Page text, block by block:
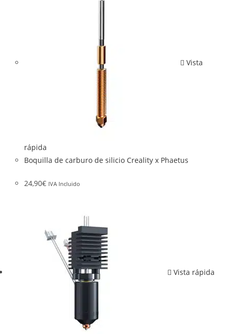
Vista
rápida
Boquilla de carburo de silicio Creality x Phaetus
24,90€ IVA Incluido
Vista rápida